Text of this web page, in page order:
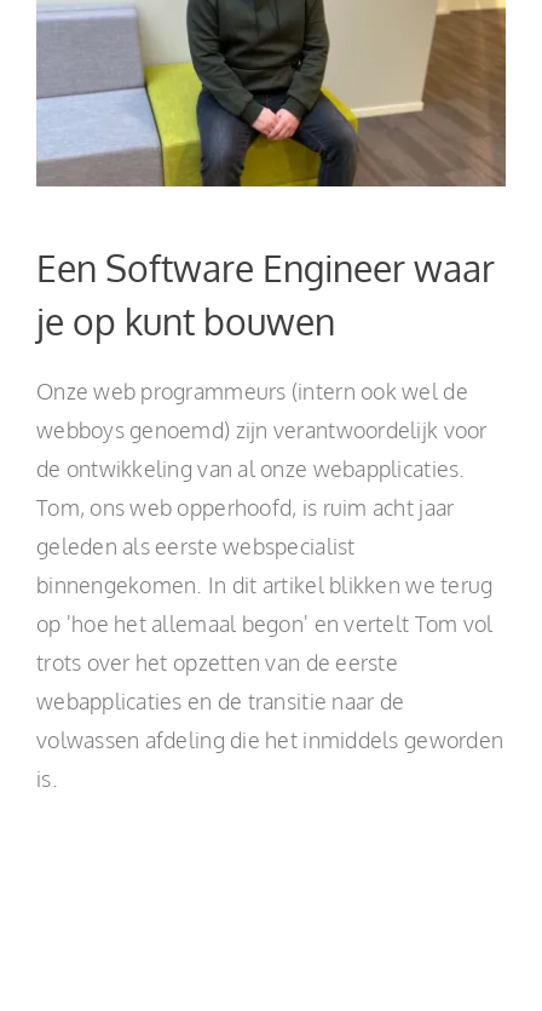
Een Software Engineer waar
je op kunt bouwen
Onze web programmeurs (intern ook wel de
webboys genoemd) zijn verantwoordelijk voor
de ontwikkeling van al onze webapplicaties.
Tom, ons web opperhoofd, is ruim acht jaar
geleden als eerste webspecialist
binnengekomen. In dit artikel blikken we terug
op 'hoe het allemaal begon' en vertelt Tom vol
trots over het opzetten van de eerste
webapplicaties en de transitie naar de
volwassen afdeling die het inmiddels geworden
is.